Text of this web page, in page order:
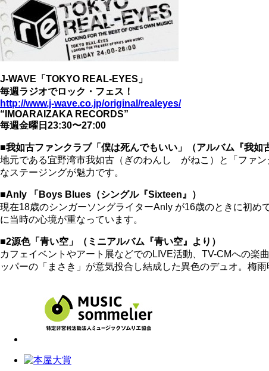
J-WAVE「TOKYO REAL-EYES」
毎週ラジオでロック・フェス！
http://www.j-wave.co.jp/original/realeyes/
“IMOARAIZAKA RECORDS”
毎週金曜日23:30〜27:00
■我如古ファンクラブ「僕は死んでもいい」（アルバム『我如
地元である宜野湾市我如古（ぎのわんし がねこ）と「ファン
なステージングが魅力です。
■Anly 「Boys Blues（シングル『Sixteen』）
現在18歳のシンガーソングライターAnly が16歳のときに初
に当時の心境が重なっています。
■2源色「青い空」（ミニアルバム『青い空』より）
カフェイベントやアート展などでのLIVE活動、TV-CMへの楽
ッパーの「まさき」が意気投合し結成した異色のデュオ。梅